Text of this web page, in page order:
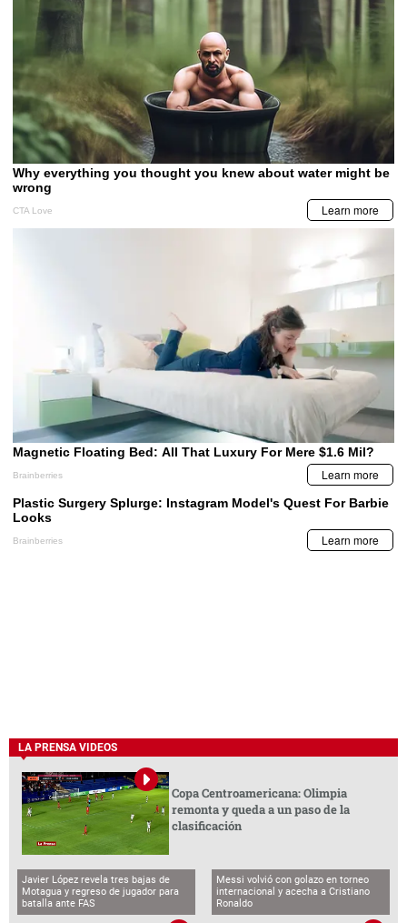
LA PRENSA VIDEOS
Copa Centroamericana: Olimpia
remonta y queda a un paso de la
clasificación
Javier López revela tres bajas de
Motagua y regreso de jugador para
batalla ante FAS
Messi volvió con golazo en torneo
internacional y acecha a Cristiano
Ronaldo